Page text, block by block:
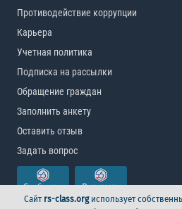
Противодействие коррупции
Карьера
Учетная политика
Подписка на рассылки
Обращение граждан
Заполнить анкету
Оставить отзыв
Задать вопрос
Сайт rs-class.orgиспользует